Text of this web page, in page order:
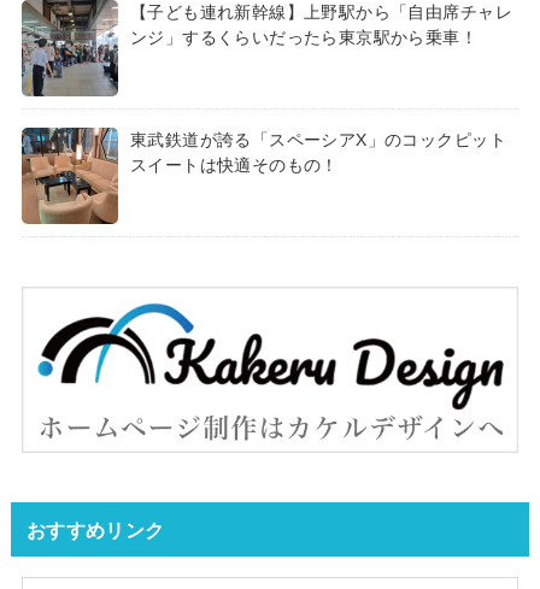
【子ども連れ新幹線】上野駅から「自由席チャレ
ンジ」するくらいだったら東京駅から乗車！
東武鉄道が誇る「スペーシアX」のコックピット
スイートは快適そのもの！
おすすめリンク